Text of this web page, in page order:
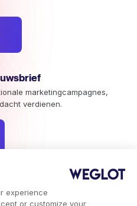
experience
or customize your
marketingcampagnes,
verdienen.
als dienst.